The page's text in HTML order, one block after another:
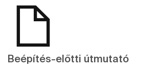
Beépítés-előtti útmutató